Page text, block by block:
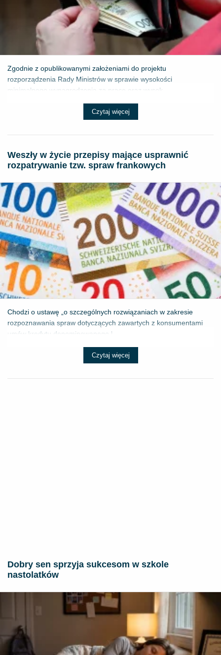
Zgodnie z opublikowanymi założeniami do projektu
rozporządzenia Rady Ministrów w sprawie wysokości
minimalnego wynagrodzenia za pracę oraz wysok...
Czytaj więcej
Weszły w życie przepisy mające usprawnić
rozpatrywanie tzw. spraw frankowych
Chodzi o ustawę „o szczególnych rozwiązaniach w zakresie
rozpoznawania spraw dotyczących zawartych z konsumentami
umów kredytu denominowanego l...
Czytaj więcej
Dobry sen sprzyja sukcesom w szkole
nastolatków